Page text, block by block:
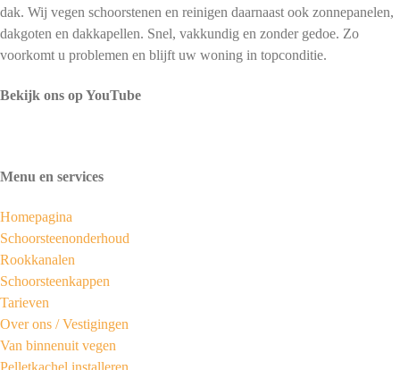
dak. Wij vegen schoorstenen en reinigen daarnaast ook zonnepanelen,
dakgoten en dakkapellen. Snel, vakkundig en zonder gedoe. Zo
voorkomt u problemen en blijft uw woning in topconditie.
Bekijk ons op YouTube
Menu en services
Homepagina
Schoorsteenonderhoud
Rookkanalen
Schoorsteenkappen
Tarieven
Over ons /Vestigingen
Van binnenuit vegen